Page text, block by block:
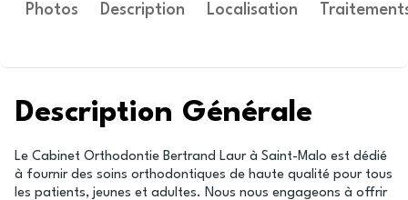
Photos Description Localisation
Description Générale
Le Cabinet Orthodontie Bertrand Laur à Saint-Malo est dédié
à fournir des soins orthodontiques de haute qualité pour tous
les patients, jeunes et adultes. Nous nous engageons à offrir